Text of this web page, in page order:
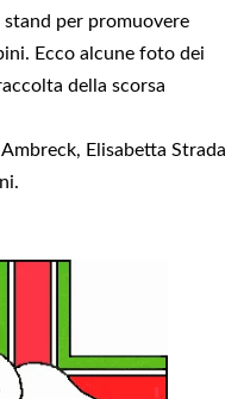
per promuovere
Ecco alcune foto dei
della scorsa
Elisabetta Strada